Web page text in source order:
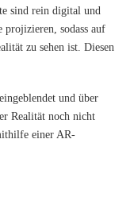
sind rein digital und
projizieren, sodass auf
zu sehen ist. Diesen
und über
Realität noch nicht
einer AR-